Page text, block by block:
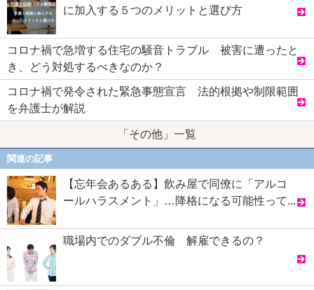
に加入する５つのメリットと選び方
コロナ禍で急増する住宅の騒音トラブル 被害に遭ったと
き、どう対処するべきなのか？
コロナ禍で発令された緊急事態宣言 法的根拠や制限範囲
を弁護士が解説
「その他」一覧
関連の記事
【忘年会あるある】飲み屋で同僚に「アルコ
ールハラスメント」…降格になる可能性って...
職場内でのダブル不倫 解雇できるの？